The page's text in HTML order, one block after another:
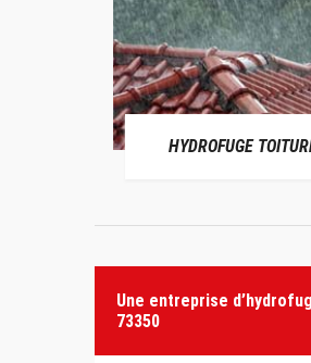
HYDROFUGE
Une entreprise
73350